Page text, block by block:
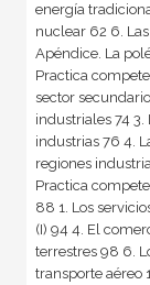
energía
nuclear 62 6.
Apéndice. La
Practica
sector
industriales 74
industrias 76 4.
regiones
Practica
88 1. Los
(I) 94 4. El
terrestres 98 6.
transporte aéreo